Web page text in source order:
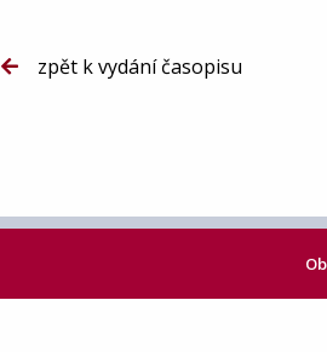
zpět k vydání časopisu